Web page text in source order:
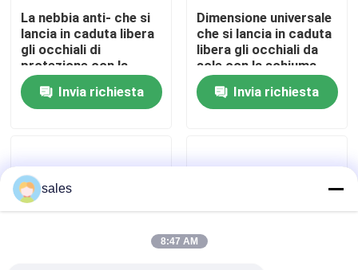
Contattici
Notizia
casi
Anti-Fog nuoto occhiali
La nebbia anti- che si
lancia in caduta libera
gli occhiali di
protezione con la
lente del PC
personalizza il logo
Invia richiesta
Dimensione universale
che si lancia in caduta
libera gli occhiali da
sole con la schiuma
molle del fronte della
fascia regolabile
Invia richiesta
sales
8:47 AM